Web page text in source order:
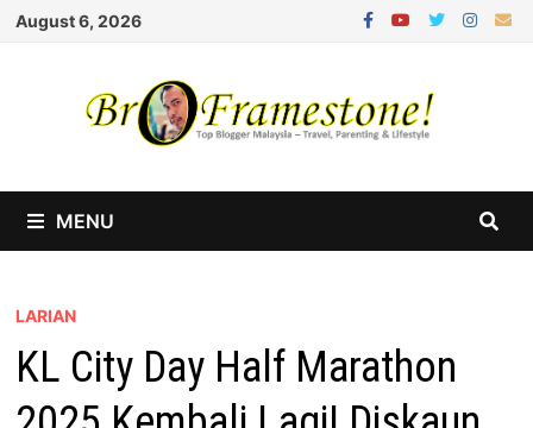
Skip
August 6, 2026
MENU
LARIAN
KL City Day Half Marathon